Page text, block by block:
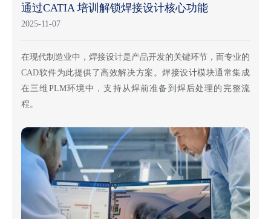
通过CATIA 培训解锁焊接设计核心功能
2025-11-07
在现代制造业中，焊接设计是产品开发的关键环节，而专业的
CAD软件为此提供了高效解决方案。焊接设计模块通常集成
在三维PLM环境中，支持从焊前准备到焊后处理的完整流
程。